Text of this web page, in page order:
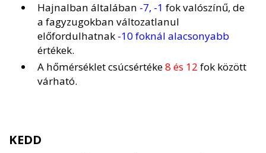
Hajnalban általában -7, -1 fok valószínű, de
a fagyzugokban változatlanul
előfordulhatnak -10 foknál alacsonyabb
értékek.
A hőmérséklet csúcsértéke8 és 12 fok között
várható.
KEDD